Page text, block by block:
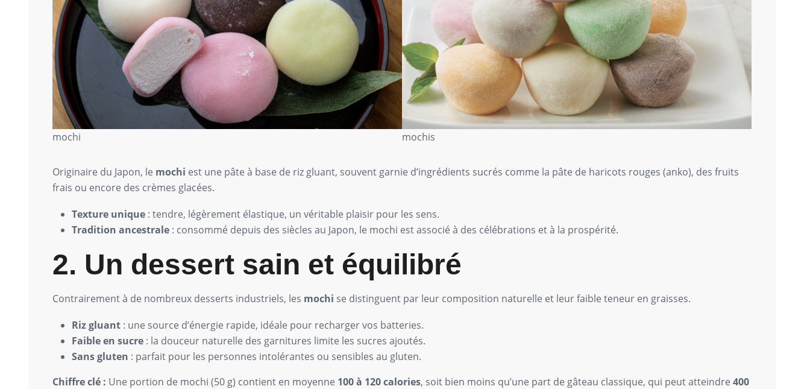
mochi mochis
Originaire du Japon, le mochi est une pâte à base de riz gluant, souvent garnie d’ingrédients sucrés comme la pâte de haricots rouges (anko), des fruits
frais ou encore des crèmes glacées.
Texture unique : tendre, légèrement élastique, un véritable plaisir pour les sens.
Tradition ancestrale : consommé depuis des siècles au Japon, le mochi est associé à des célébrations et à la prospérité.
2. Un dessert sain et équilibré
Contrairement à de nombreux desserts industriels, les mochi se distinguent par leur composition naturelle et leur faible teneur en graisses.
Riz gluant : une source d’énergie rapide, idéale pour recharger vos batteries.
Faible en sucre : la douceur naturelle des garnitures limite les sucres ajoutés.
Sans gluten : parfait pour les personnes intolérantes ou sensibles au gluten.
Chiffre clé : Une portion de mochi (50 g) contient en moyenne 100 à 120 calories, soit bien moins qu’une part de gâteau classique, qui peut atteindre 400